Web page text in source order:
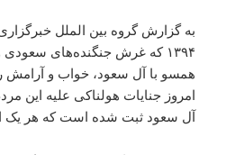
به گزارش گروه بین الملل
۱۳۹۴ که غرش جنگنده‌های
همسو با آل سعود، خواب و آرامش
امروز جنایات هولناکی علیه این
آل سعود ثبت شده است که هر یک